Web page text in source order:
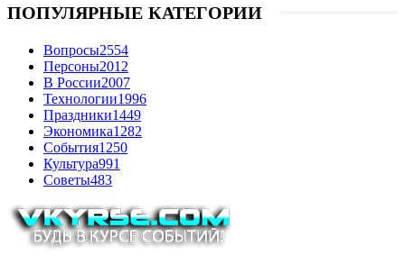
ПОПУЛЯРНЫЕ КАТЕГОРИИ
Вопросы2554
Персоны2012
В России2007
Технологии1996
Праздники1449
Экономика1282
События1250
Культура991
Советы483